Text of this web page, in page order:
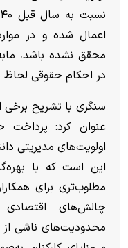
اعمال شده و در
محقق نشده باشد،
در احکام حقوقی
سنگری با تشریح برخی
عنوان کرد:
اولویت‌های مدیریتی
این است که با
مطلوب‌تری برای
چالش‌های
محدودیت‌های ناشی